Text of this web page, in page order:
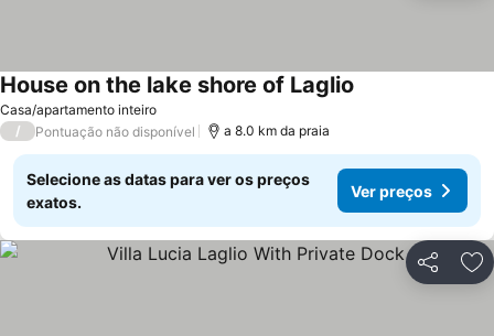
Casa/apartamento inteiro
House on the lake shore of Laglio
/ Pontuação não disponível a 8.0 km da praia
Selecione as datas para ver os preços
exatos.
Ver preços
Partilhar